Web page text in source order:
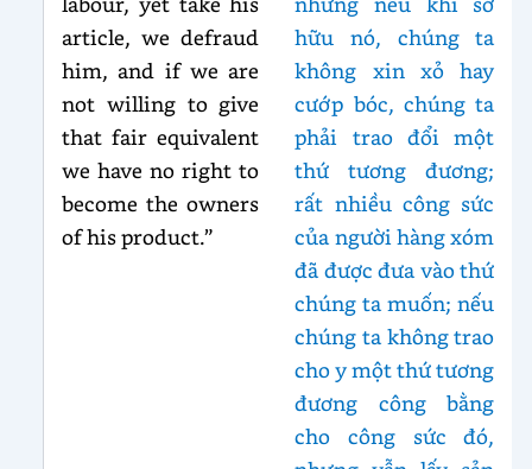
article, we defraud
him, and if we are
not willing to give
that fair equivalent
we have no right to
become the owners
of his product.”
hữu nó, chúng ta
không xin xỏ hay
cướp bóc, chúng ta
phải trao đổi một
thứ tương đương;
rất nhiều công sức
của người hàng xóm
đã được đưa vào thứ
chúng ta muốn; nếu
chúng ta không trao
cho y một thứ tương
đương công bằng
cho công sức đó,